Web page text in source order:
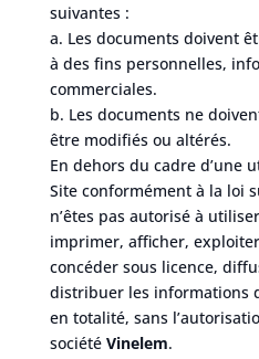
suivantes :
a. Les documents doivent
à des fins personnelles,
commerciales.
b. Les documents ne
être modifiés ou altérés.
En dehors du cadre d’une
Site conformément à la loi
n’êtes pas autorisé à
imprimer, afficher,
concéder sous licence,
distribuer les informations
en totalité, sans
société Vinelem.